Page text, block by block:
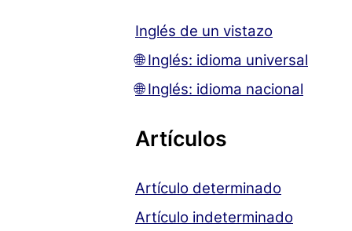
Inglés de un vistazo
🌐 Inglés: idioma universal
🌐 Inglés: idioma nacional
Artículos
Artículo determinado
Artículo indeterminado